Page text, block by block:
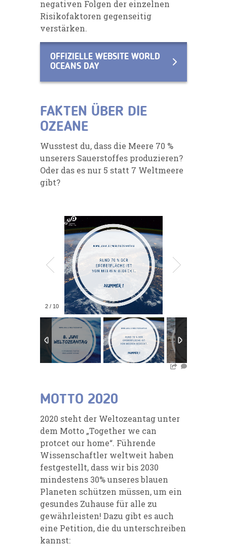
negativen Folgen der einzelnen
Risikofaktoren gegenseitig
verstärken.
OFFIZIELLE WEBSITE WORLD
OCEANS DAY
FAKTEN ÜBER DIE
OZEANE
Wusstest du, dass die Meere 70 %
unserers Sauerstoffes produzieren?
Oder das es nur 5 statt 7 Weltmeere
gibt?
2 / 10
MOTTO 2020
2020 steht der Weltozeantag unter
dem Motto „Together we can
protcet our home“. Führende
Wissenschaftler weltweit haben
festgestellt, dass wir bis 2030
mindestens 30% unseres blauen
Planeten schützen müssen, um ein
gesundes Zuhause für alle zu
gewährleisten! Dazu gibt es auch
eine Petition, die du unterschreiben
kannst: